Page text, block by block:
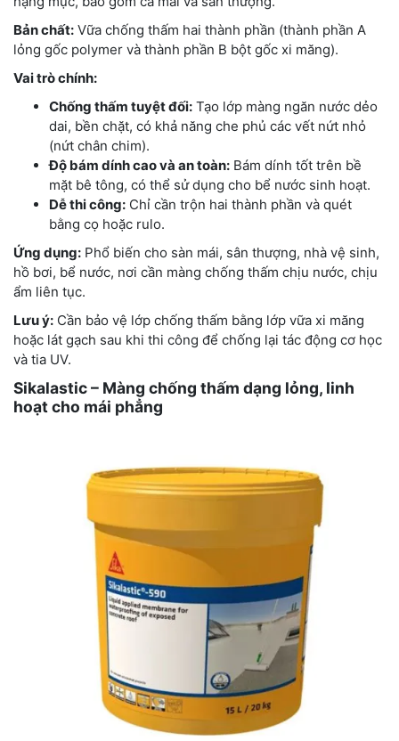
Bản chất: Vữa chống thấm hai thành phần (thành phần A
lỏng gốc polymer và thành phần B bột gốc xi măng).
Vai trò chính:
Chống thấm tuyệt đối: Tạo lớp màng ngăn nước dẻo
dai, bền chặt, có khả năng che phủ các vết nứt nhỏ
(nứt chân chim).
Độ bám dính cao và an toàn: Bám dính tốt trên bề
mặt bê tông, có thể sử dụng cho bể nước sinh hoạt.
Dễ thi công: Chỉ cần trộn hai thành phần và quét
bằng cọ hoặc rulo.
Ứng dụng: Phổ biến cho sàn mái, sân thượng, nhà vệ sinh,
hồ bơi, bể nước, nơi cần màng chống thấm chịu nước, chịu
ẩm liên tục.
Lưu ý: Cần bảo vệ lớp chống thấm bằng lớp vữa xi măng
hoặc lát gạch sau khi thi công để chống lại tác động cơ học
và tia UV.
Sikalastic – Màng chống thấm dạng lỏng, linh
hoạt cho mái phẳng